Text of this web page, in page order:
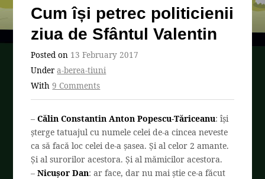
Cum își petrec politicienii
ziua de Sfântul Valentin
Posted on 13 February 2017
Undera-berea-tiuni
With9 Comments
–Călin Constantin AntonPopescu-Tăriceanu: își
șterge tatuajul cu numele celei de-a cincea neveste
ca să facă loc celei de-a șasea. Și al celor 2 amante.
Și al surorilor acestora. Și al mămicilor acestora.
–Nicușor Dan: ar face, dar nu mai știe ce-a făcut